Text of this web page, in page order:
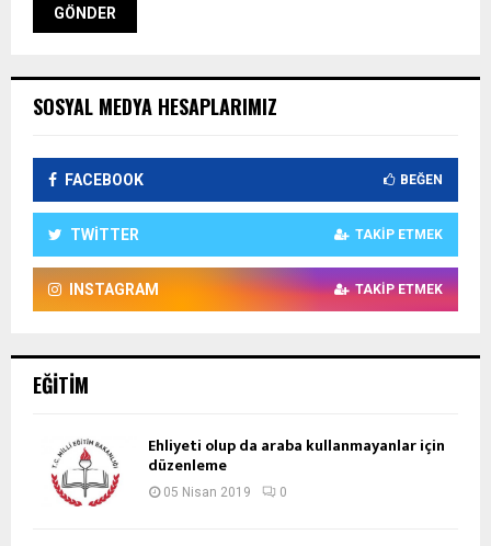
SOSYAL MEDYA HESAPLARIMIZ
FACEBOOK BEĞEN
TWITTER TAKIP ETMEK
INSTAGRAM TAKIP ETMEK
EĞITIM
Ehliyeti olup da araba kullanmayanlar için
düzenleme
05 Nisan 2019 0